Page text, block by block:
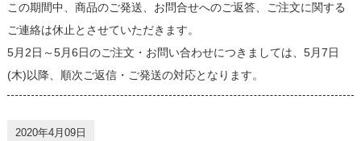
この期間中、商品のご発送、お問合せへのご返答、ご注文に関する
ご連絡は休止とさせていただきます。
5月2日～5月6日のご注文・お問い合わせにつきましては、5月7日
(木)以降、順次ご返信・ご発送の対応となります。
2020年4月09日